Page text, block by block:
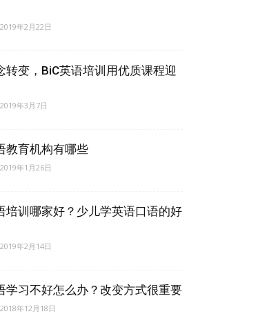
2019年2月22日
转变，BiC英语培训用优质课程迎
2019年3月7日
教育机构有哪些
2019年1月26日
培训哪家好？少儿学英语口语的好
2019年2月14日
学习不好怎么办？改变方式很重要
2018年12月18日